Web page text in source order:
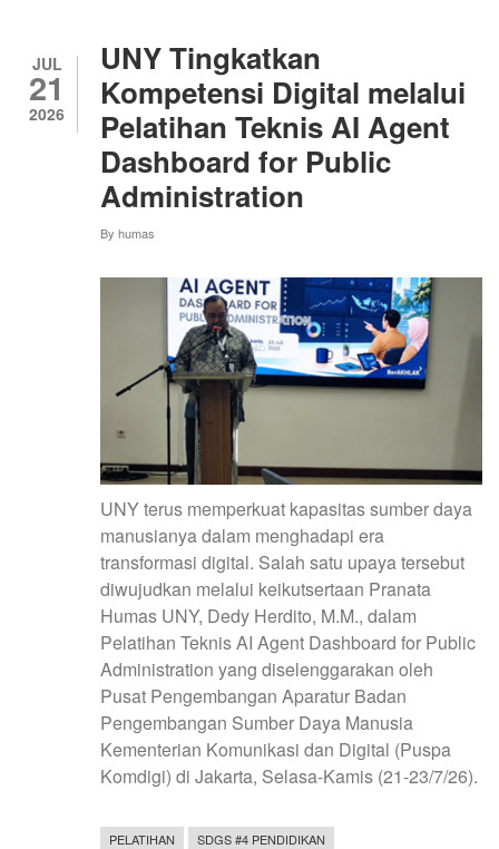
DIBEKALI
SOFT
SKILLS
UNTUK
BERTRANSFORMASI
MENUJU
INSAN
UNGGUL
JUL
21
2026
UNY Tingkatkan
Kompetensi Digital melalui
Pelatihan Teknis AI Agent
Dashboard for Public
Administration
By humas
UNY terus memperkuat kapasitas sumber daya
manusianya dalam menghadapi era
transformasi digital. Salah satu upaya tersebut
diwujudkan melalui keikutsertaan Pranata
Humas UNY, Dedy Herdito, M.M., dalam
Pelatihan Teknis AI Agent Dashboard for Public
Administration yang diselenggarakan oleh
Pusat Pengembangan Aparatur Badan
Pengembangan Sumber Daya Manusia
Kementerian Komunikasi dan Digital (Puspa
Komdigi) di Jakarta, Selasa-Kamis (21-23/7/26).
PELATIHAN
SDGS #4 PENDIDIKAN